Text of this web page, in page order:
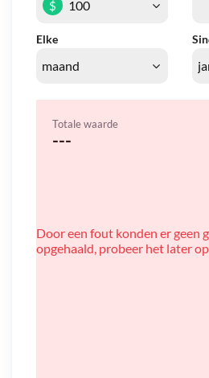
Elke
$
Totale waarde
---
Door een fout konden er geen
opgehaald, probeer het later